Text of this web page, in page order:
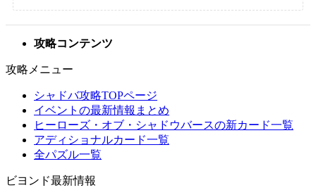
攻略コンテンツ
攻略メニュー
シャドバ攻略TOPページ
イベントの最新情報まとめ
ヒーローズ・オブ・シャドウバースの新カード一覧
アディショナルカード一覧
全パズル一覧
ビヨンド最新情報